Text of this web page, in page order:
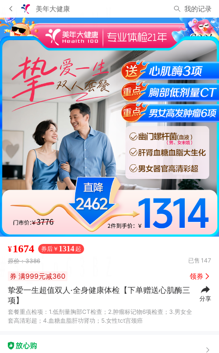
美年大健康 我的记录
¥1674 券后￥ 1314 起
原价：3386
已售 147
券 满999元减360 领券
挚爱一生超值双人·全身健康体检【下单赠送心肌酶三
项】
套餐重点检项：1.低剂量胸部CT检查；2.肿瘤标记物6项检查；3.男女全
套高清彩超；4.血糖血脂肝功肾功；5.女性tct宫颈癌
分享